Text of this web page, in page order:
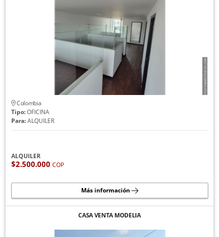
Colombia
Tipo:OFICINA
Para:ALQUILER
ALQUILER
$2.500.000 COP
Más información
CASA VENTA MODELIA